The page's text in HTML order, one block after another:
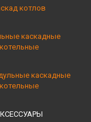
котлов
каскадные
котельные
каскадные
котельные